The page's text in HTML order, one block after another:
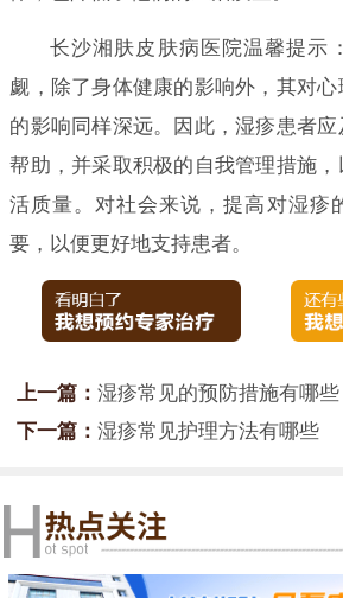
长沙湘肤皮肤病医院温馨提示
觑，除了身体健康的影响外，其对
的影响同样深远。因此，湿疹患者
帮助，并采取积极的自我管理措施
活质量。对社会来说，提高对湿疹
要，以便更好地支持患者。
上一篇： 湿疹常见的预防措施有哪些
下一篇： 湿疹常见护理方法有哪些